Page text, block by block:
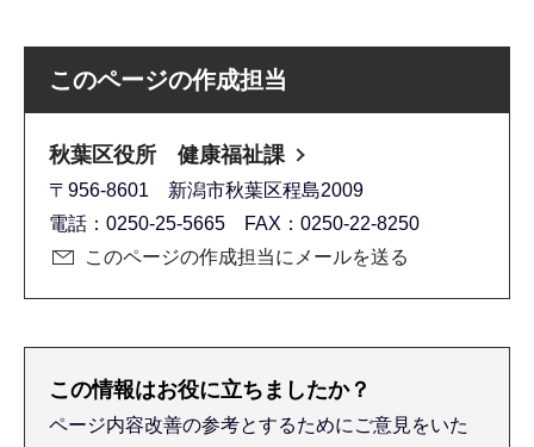
このページの作成担当
秋葉区役所 健康福祉課
〒956-8601 新潟市秋葉区程島2009
電話：0250-25-5665 FAX：0250-22-8250
このページの作成担当にメールを送る
この情報はお役に立ちましたか？
ページ内容改善の参考とするためにご意見をいた